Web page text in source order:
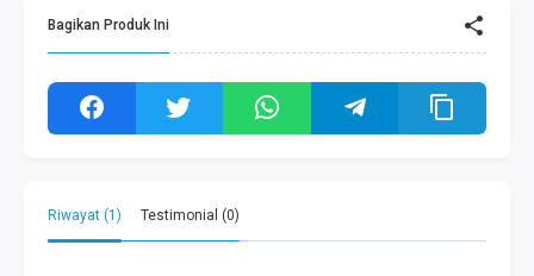
Bagikan Produk Ini
Riwayat (1) Testimonial (0)